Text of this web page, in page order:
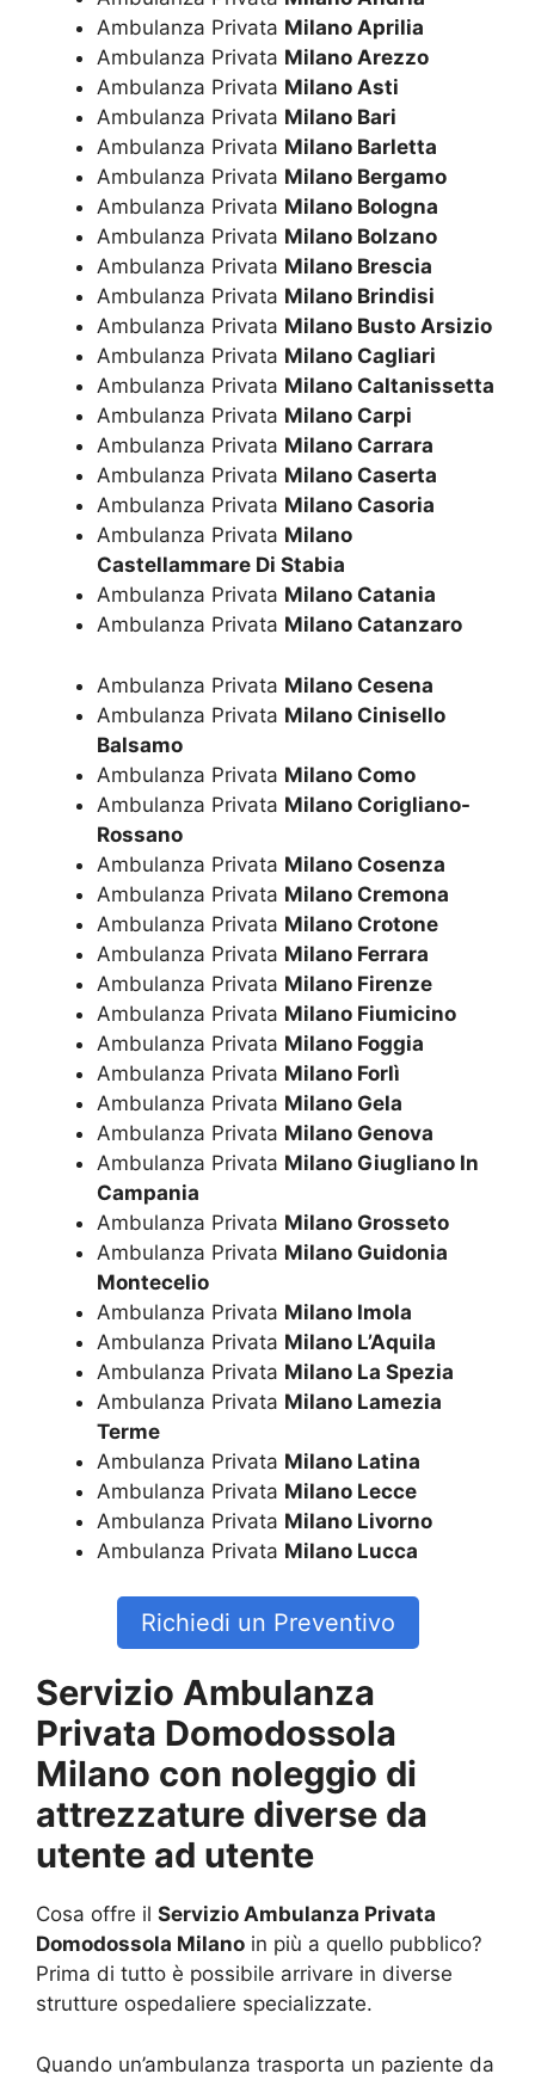
Ambulanza Privata Milano Aprilia
Ambulanza Privata Milano Arezzo
Ambulanza Privata Milano Asti
Ambulanza Privata Milano Bari
Ambulanza Privata Milano Barletta
Ambulanza Privata Milano Bergamo
Ambulanza Privata Milano Bologna
Ambulanza Privata Milano Bolzano
Ambulanza Privata Milano Brescia
Ambulanza Privata Milano Brindisi
Ambulanza Privata Milano Busto Arsizio
Ambulanza Privata Milano Cagliari
Ambulanza Privata Milano Caltanissetta
Ambulanza Privata Milano Carpi
Ambulanza Privata Milano Carrara
Ambulanza Privata Milano Caserta
Ambulanza Privata Milano Casoria
Ambulanza Privata Milano
Castellammare Di Stabia
Ambulanza Privata Milano Catania
Ambulanza Privata Milano Catanzaro
Ambulanza Privata Milano Cesena
Ambulanza Privata Milano Cinisello
Balsamo
Ambulanza Privata Milano Como
Ambulanza Privata Milano Corigliano-
Rossano
Ambulanza Privata Milano Cosenza
Ambulanza Privata Milano Cremona
Ambulanza Privata Milano Crotone
Ambulanza Privata Milano Ferrara
Ambulanza Privata Milano Firenze
Ambulanza Privata Milano Fiumicino
Ambulanza Privata Milano Foggia
Ambulanza Privata Milano Forlì
Ambulanza Privata Milano Gela
Ambulanza Privata Milano Genova
Ambulanza Privata Milano Giugliano In
Campania
Ambulanza Privata Milano Grosseto
Ambulanza Privata Milano Guidonia
Montecelio
Ambulanza Privata Milano Imola
Ambulanza Privata Milano L’Aquila
Ambulanza Privata Milano La Spezia
Ambulanza Privata Milano Lamezia
Terme
Ambulanza Privata Milano Latina
Ambulanza Privata Milano Lecce
Ambulanza Privata Milano Livorno
Ambulanza Privata Milano Lucca
Richiedi un Preventivo
Servizio Ambulanza
Privata Domodossola
Milano con noleggio di
attrezzature diverse da
utente ad utente
Cosa offre il Servizio Ambulanza Privata
Domodossola Milano in più a quello pubblico?
Prima di tutto è possibile arrivare in diverse
strutture ospedaliere specializzate.
Quando un’ambulanza trasporta un paziente da